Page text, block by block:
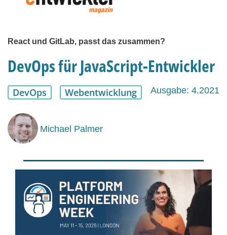
React und GitLab, passt das zusammen?
DevOps für JavaScript-Entwickler
DevOps Webentwicklung Ausgabe: 4.2021
Michael Palmer